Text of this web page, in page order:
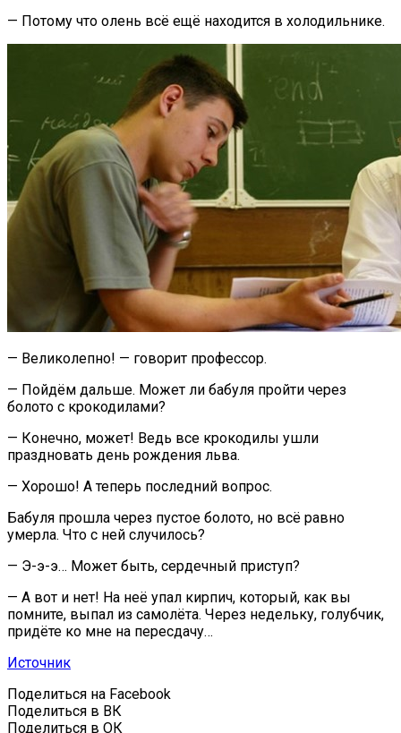
— Потому что олень всё ещё находится в холодильнике.
— Великолепно! — говорит профессор.
— Пойдём дальше. Может ли бабуля пройти через
болото с крокодилами?
— Конечно, может! Ведь все крокодилы ушли
праздновать день рождения льва.
— Хорошо! А теперь последний вопрос.
Бабуля прошла через пустое болото, но всё равно
умерла. Что с ней случилось?
— Э-э-э… Может быть, сердечный приступ?
— А вот и нет! На неё упал кирпич, который, как вы
помните, выпал из самолёта. Через недельку, голубчик,
придёте ко мне на пересдачу…
Источник
Поделиться на Facebook
Поделиться в ВК
Поделиться в ОК